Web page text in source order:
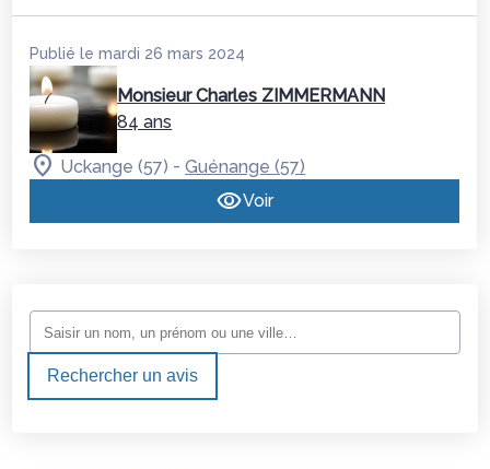
Publié le mardi 26 mars 2024
Monsieur Charles ZIMMERMANN
84 ans
Uckange (57) -Guénange (57)
Voir
Rechercher un avis